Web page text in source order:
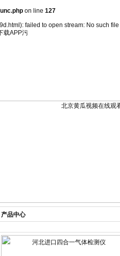
on line 127
failed to open stream: No such
载APP污
产品中心